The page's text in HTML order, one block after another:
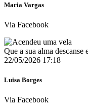
Maria Vargas
Via Facebook
Que a sua alma descanse
22/05/2026 17:18
Luisa Borges
Via Facebook